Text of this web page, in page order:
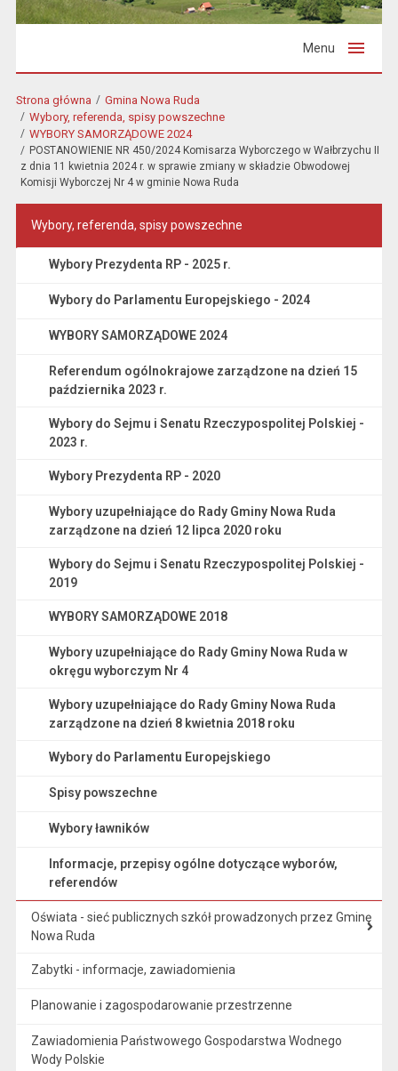
Menu
Strona główna
Gmina Nowa Ruda
Wybory, referenda, spisy powszechne
WYBORY SAMORZĄDOWE 2024
POSTANOWIENIE NR 450/2024 Komisarza Wyborczego w Wałbrzychu II
z dnia 11 kwietnia 2024 r. w sprawie zmiany w składzie Obwodowej
Komisji Wyborczej Nr 4 w gminie Nowa Ruda
Wybory, referenda, spisy powszechne
Wybory Prezydenta RP - 2025 r.
Wybory do Parlamentu Europejskiego - 2024
WYBORY SAMORZĄDOWE 2024
Referendum ogólnokrajowe zarządzone na dzień 15
października 2023 r.
Wybory do Sejmu i Senatu Rzeczypospolitej Polskiej -
2023 r.
Wybory Prezydenta RP - 2020
Wybory uzupełniające do Rady Gminy Nowa Ruda
zarządzone na dzień 12 lipca 2020 roku
Wybory do Sejmu i Senatu Rzeczypospolitej Polskiej -
2019
WYBORY SAMORZĄDOWE 2018
Wybory uzupełniające do Rady Gminy Nowa Ruda w
okręgu wyborczym Nr 4
Wybory uzupełniające do Rady Gminy Nowa Ruda
zarządzone na dzień 8 kwietnia 2018 roku
Wybory do Parlamentu Europejskiego
Spisy powszechne
Wybory ławników
Informacje, przepisy ogólne dotyczące wyborów,
referendów
Oświata - sieć publicznych szkół prowadzonych przez Gminę
Nowa Ruda
Zabytki - informacje, zawiadomienia
Planowanie i zagospodarowanie przestrzenne
Zawiadomienia Państwowego Gospodarstwa Wodnego
Wody Polskie